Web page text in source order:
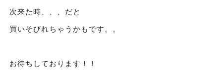
次来た時、、、だと
買いそびれちゃうかもです。。
お待ちしております！！